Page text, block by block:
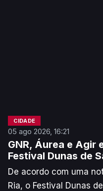
CIDADE
05 ago 2026, 16:21
GNR, Áurea e Agir
Festival Dunas de
De acordo com uma
Ria, o Festival Dunas